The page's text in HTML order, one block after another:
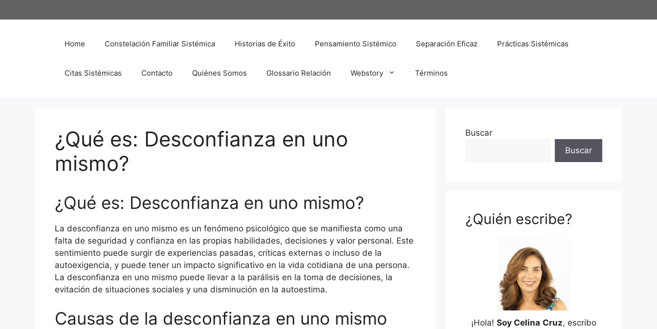
al
Home Constelación Familiar Sistémica Historias de Éxito Pensamiento Sistémico Separación Eficaz Prácticas Sistémicas
Citas Sistémicas Contacto Quiénes Somos Glossario Relación Webstory Términos
¿Qué es: Desconfianza en uno
mismo?
¿Qué es: Desconfianza en uno mismo?
La desconfianza en uno mismo es un fenómeno psicológico que se manifiesta como una
falta de seguridad y confianza en las propias habilidades, decisiones y valor personal. Este
sentimiento puede surgir de experiencias pasadas, críticas externas o incluso de la
autoexigencia, y puede tener un impacto significativo en la vida cotidiana de una persona.
La desconfianza en uno mismo puede llevar a la parálisis en la toma de decisiones, la
evitación de situaciones sociales y una disminución en la autoestima.
Causas de la desconfianza en uno mismo
Buscar
Buscar
¿Quién escribe?
¡Hola! Soy Celina Cruz, escribo